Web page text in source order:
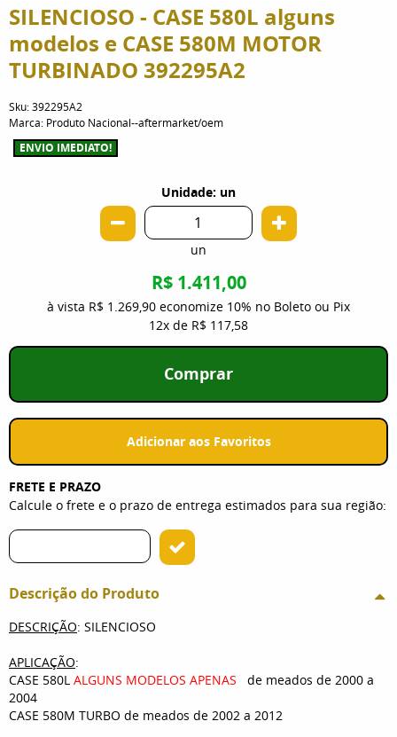
SILENCIOSO - CASE 580L alguns
modelos e CASE 580M MOTOR
TURBINADO 392295A2
Sku:392295A2
Marca: Produto Nacional--aftermarket/oem
ENVIO IMEDIATO!
Unidade: un
un
R$ 1.411,00
à vista R$ 1.269,90 economize 10% no Boleto ou Pix
12x de R$ 117,58
Comprar
Adicionar aos Favoritos
FRETE E PRAZO
Calcule o frete e o prazo de entrega estimados para sua região:
Descrição do Produto
DESCRIÇÃO: SILENCIOSO
APLICAÇÃO:
CASE 580L ALGUNS MODELOS APENAS de meados de 2000 a
2004
CASE 580M TURBO de meados de 2002 a 2012